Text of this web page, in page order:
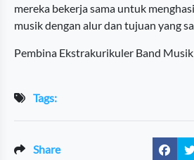
mereka bekerja sama untuk
musik dengan alur dan tujuan yang
Pembina Ekstrakurikuler Band
Tags:
Share